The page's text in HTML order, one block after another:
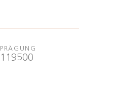
PRÄGUNG
119500